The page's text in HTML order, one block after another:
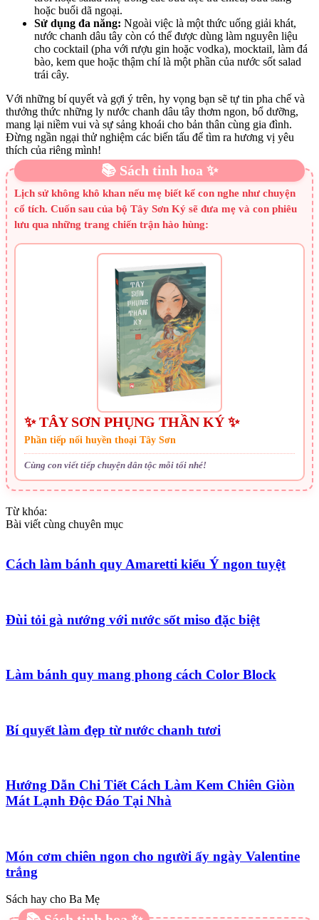
hoặc buổi dã ngoại.
Sử dụng đa năng: Ngoài việc là một thức uống giải khát,
nước chanh dâu tây còn có thể được dùng làm nguyên liệu
cho cocktail (pha với rượu gin hoặc vodka), mocktail, làm đá
bào, kem que hoặc thậm chí là một phần của nước sốt salad
trái cây.
Với những bí quyết và gợi ý trên, hy vọng bạn sẽ tự tin pha chế và
thưởng thức những ly nước chanh dâu tây thơm ngon, bổ dưỡng,
mang lại niềm vui và sự sảng khoái cho bản thân cùng gia đình.
Đừng ngần ngại thử nghiệm các biến tấu để tìm ra hương vị yêu
thích của riêng mình!
📚 Sách tinh hoa ✨
Lịch sử không khô khan nếu mẹ biết kể con nghe như chuyện
cổ tích. Cuốn sau của bộ Tây Sơn Ký sẽ đưa mẹ và con phiêu
lưu qua những trang chiến trận hào hùng:
✨ TÂY SƠN PHỤNG THẦN KÝ ✨
Phần tiếp nối huyền thoại Tây Sơn
Cùng con viết tiếp chuyện dân tộc mỗi tối nhé!
Từ khóa:
Bài viết cùng chuyên mục
Cách làm bánh quy Amaretti kiểu Ý ngon tuyệt
Đùi tỏi gà nướng với nước sốt miso đặc biệt
Làm bánh quy mang phong cách Color Block
Bí quyết làm đẹp từ nước chanh tươi
Hướng Dẫn Chi Tiết Cách Làm Kem Chiên Giòn
Mát Lạnh Độc Đáo Tại Nhà
Món cơm chiên ngon cho người ấy ngày Valentine
trắng
Sách hay cho Ba Mẹ